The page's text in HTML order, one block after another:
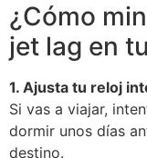
¿Cómo
jet lag en
1. Ajusta tu reloj
Si vas a viajar,
dormir unos días
destino.